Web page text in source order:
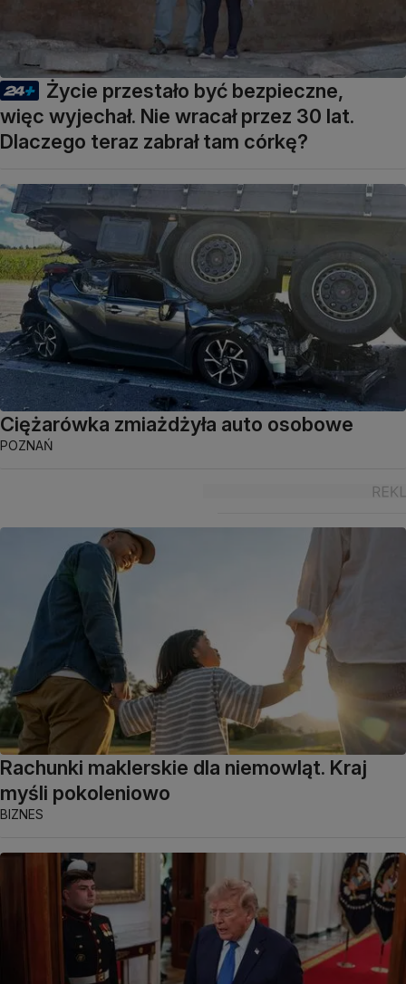
Życie przestało być bezpieczne,
więc wyjechał. Nie wracał przez 30 lat.
Dlaczego teraz zabrał tam córkę?
Ciężarówka zmiażdżyła auto osobowe
POZNAŃ
Rachunki maklerskie dla niemowląt. Kraj
myśli pokoleniowo
BIZNES